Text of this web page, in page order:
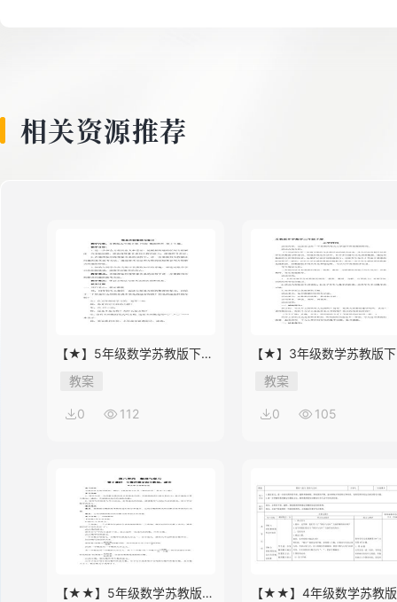
相关资源推荐
【★】5年级数学苏教版下册
教案第8单元《单元复习》
教案
0 112
【★】3年级数学苏教版
教案第9单元后《上学时
教案
0 105
【★★】5年级数学苏教版下
【★★】4年级数学苏教